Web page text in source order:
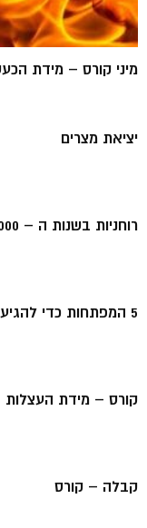
מיני קורס – מידת
יציאת מצרים
רוחניות בשנות ה – 2000
5 המפתחות כדי להגיע לשלמות
קורס – מידת העצלות
קבלה – קורס